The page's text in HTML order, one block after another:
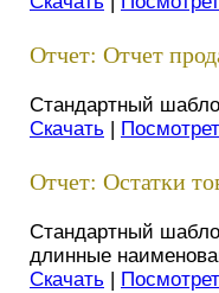
Отчет: Отчет
Стандартный
Скачать
Отчет: Остатки
Стандартный
длинные
Скачать